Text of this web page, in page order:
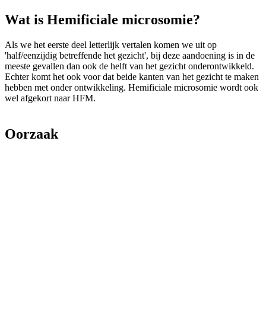
Wat is Hemificiale microsomie?
Als we het eerste deel letterlijk vertalen komen we uit op
'half/eenzijdig betreffende het gezicht', bij deze aandoening is in de
meeste gevallen dan ook de helft van het gezicht onderontwikkeld.
Echter komt het ook voor dat beide kanten van het gezicht te maken
hebben met onder ontwikkeling. Hemificiale microsomie wordt ook
wel afgekort naar HFM.
Oorzaak